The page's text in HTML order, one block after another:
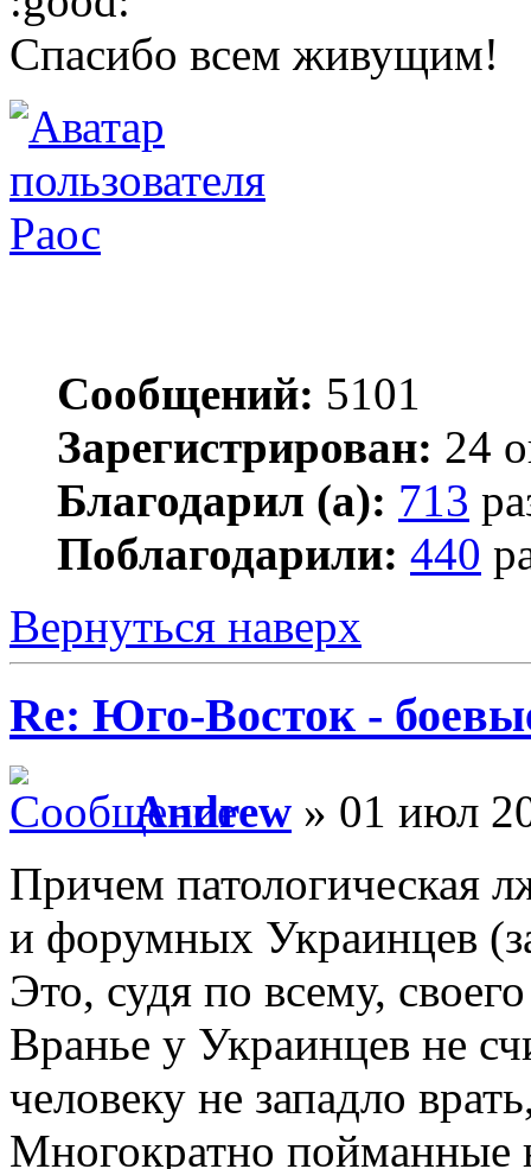
Спасибо всем живущим!
Раос
Сообщений: 5101
Зарегистрирован: 24
Благодарил (а): 713
Поблагодарили: 440
Вернуться наверх
Re: Юго-Восток -
Andrew » 01 июл
Причем патологическая
и форумных Украинцев
Это, судя по всему,
Вранье у Украинцев не
человеку не западло
Многократно пойманные